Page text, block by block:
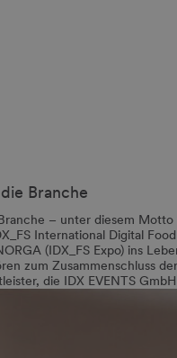
Branche
– unter diesem
International Digital
(IDX_FS Expo) ins
zum Zusammenschluss
die IDX EVENTS